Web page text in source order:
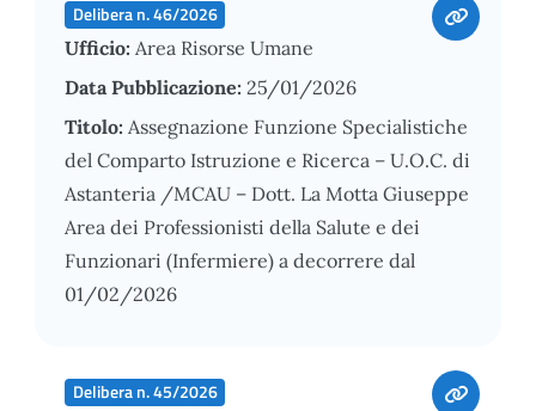
Delibera n. 46/2026
Ufficio: Area Risorse Umane
Data Pubblicazione: 25/01/2026
Titolo: Assegnazione Funzione Specialistiche
del Comparto Istruzione e Ricerca – U.O.C. di
Astanteria /MCAU – Dott. La Motta Giuseppe
Area dei Professionisti della Salute e dei
Funzionari (Infermiere) a decorrere dal
01/02/2026
Delibera n. 45/2026